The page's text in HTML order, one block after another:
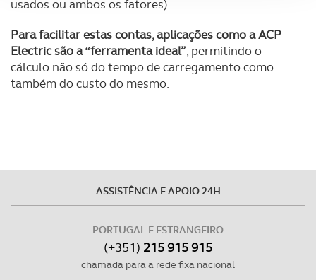
utilização do nosso site de publicidade e de análise, com
parceiros e organizações na UE e em países terceiros.
O ACP garantirá que as transferências internacionais de
Realçamos que o bloqueio de certo tipo de Cookies e
tecnologias similares pode ter impacto na sua
experiência de navegação no Website e nos serviços
disponibilizados.
Consulte a política de cookies do site.
usados ou ambos os fatores).
Para facilitar estas contas, aplicações como a ACP
Electric são a “ferramenta ideal”, permitindo o
cálculo não só do tempo de carregamento como
também do custo do mesmo.
ASSISTÊNCIA E APOIO 24H
PORTUGAL E ESTRANGEIRO
(+351) 215 915 915
chamada para a rede fixa nacional